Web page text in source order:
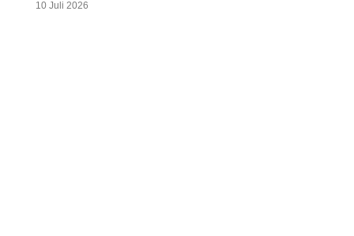
10 Juli 2026